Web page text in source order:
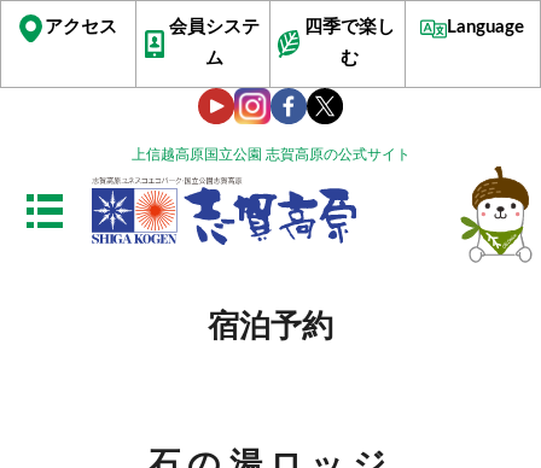
上信越高原国立公園 志賀高原の公式サイト
アクセス
会員システ
ム
四季で楽し
む
Language
宿泊予約